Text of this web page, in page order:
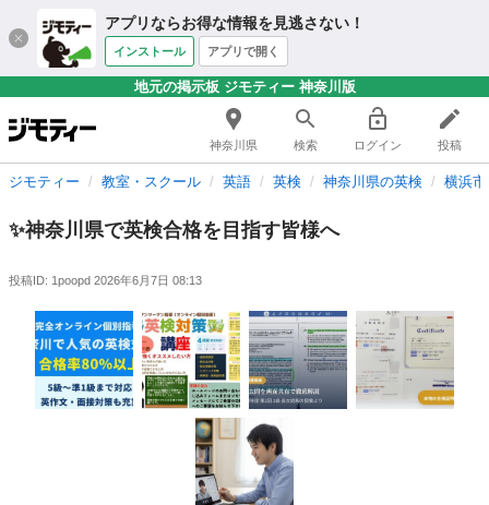
アプリならお得な情報を見逃さない！
インストール アプリで開く
地元の掲示板 ジモティー 神奈川版
神奈川県 検索 ログイン 投稿
ジモティー 教室・スクール 英語 英検 神奈川県の英検 横浜
✨神奈川県で英検合格を目指す皆様へ
投稿ID: 1poopd 2026年6月7日 08:13